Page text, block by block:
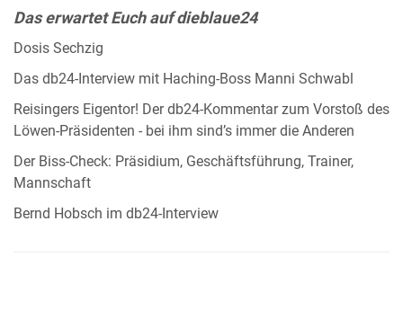
Das erwartet Euch auf dieblaue24
Dosis Sechzig
Das db24-Interview mit Haching-Boss Manni Schwabl
Reisingers Eigentor! Der db24-Kommentar zum Vorstoß des
Löwen-Präsidenten - bei ihm sind’s immer die Anderen
Der Biss-Check: Präsidium, Geschäftsführung, Trainer,
Mannschaft
Bernd Hobsch im db24-Interview